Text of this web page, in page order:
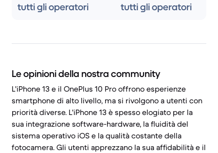
tutti gli operatori
tutti gli operatori
Le opinioni della nostra community
L'iPhone 13 e il OnePlus 10 Pro offrono esperienze
smartphone di alto livello, ma si rivolgono a utenti con
priorità diverse. L'iPhone 13 è spesso elogiato per la
sua integrazione software-hardware, la fluidità del
sistema operativo iOS e la qualità costante della
fotocamera. Gli utenti apprezzano la sua affidabilità e il